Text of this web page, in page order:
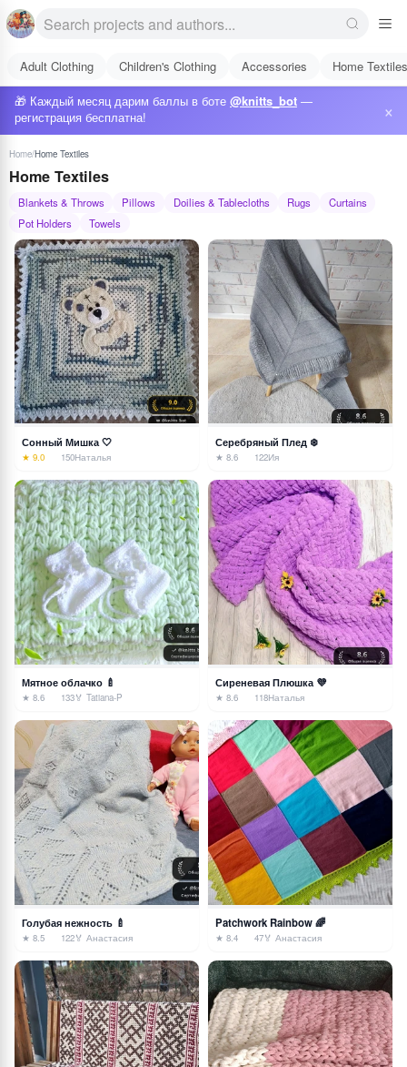
Adult Clothing Children's Clothing Accessories
Home Textiles
🎁 Каждый месяц дарим баллы в боте @knitts_bot —
регистрация бесплатна!
×
Home/Home Textiles
Home Textiles
Blankets & Throws Pillows Doilies & Tablecloths Rugs
Curtains
Pot Holders
Towels
Сонный Мишка 🤍
★ 9.0 150Наталья
Серебряный Плед ❄️
★ 8.6 122Ия
Мятное облачко 🍼
★ 8.6 133🏅 Tatiana-P
Сиреневая Плюшка 💜
★ 8.6 118Наталья
Голубая нежность 🍼
★ 8.5 122🏅 Анастасия
Patchwork Rainbow 🌈
★ 8.4 47🏅 Анастасия